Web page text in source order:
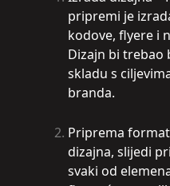
pripremi je
kodove, flyere i
Dizajn bi trebao
skladu s
branda.
Priprema
dizajna, slijedi
svaki od